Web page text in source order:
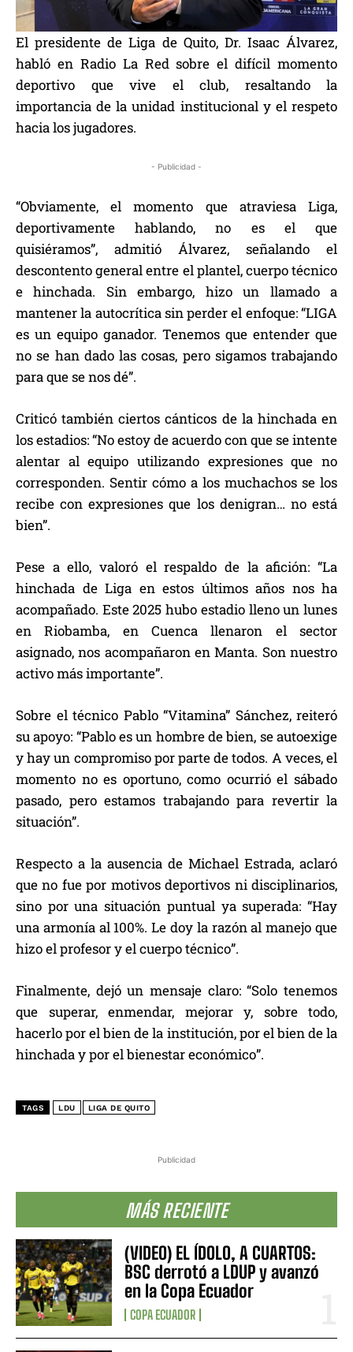
Publicidad
MÁS RECIENTE
(VIDEO) EL ÍDOLO, A CUARTOS:
BSC derrotó a LDUP y avanzó
en la Copa Ecuador
COPA ECUADOR
El presidente de Liga de Quito, Dr. Isaac Álvarez,
habló en Radio La Red sobre el difícil momento
deportivo que vive el club, resaltando la
importancia de la unidad institucional y el respeto
hacia los jugadores.
- Publicidad -
“Obviamente, el momento que atraviesa Liga,
deportivamente hablando, no es el que
quisiéramos”, admitió Álvarez, señalando el
descontento general entre el plantel, cuerpo técnico
e hinchada. Sin embargo, hizo un llamado a
mantener la autocrítica sin perder el enfoque: “LIGA
es un equipo ganador. Tenemos que entender que
no se han dado las cosas, pero sigamos trabajando
para que se nos dé”.
Criticó también ciertos cánticos de la hinchada en
los estadios: “No estoy de acuerdo con que se intente
alentar al equipo utilizando expresiones que no
corresponden. Sentir cómo a los muchachos se los
recibe con expresiones que los denigran… no está
bien”.
Pese a ello, valoró el respaldo de la afición: “La
hinchada de Liga en estos últimos años nos ha
acompañado. Este 2025 hubo estadio lleno un lunes
en Riobamba, en Cuenca llenaron el sector
asignado, nos acompañaron en Manta. Son nuestro
activo más importante”.
Sobre el técnico Pablo “Vitamina” Sánchez, reiteró
su apoyo: “Pablo es un hombre de bien, se autoexige
y hay un compromiso por parte de todos. A veces, el
momento no es oportuno, como ocurrió el sábado
pasado, pero estamos trabajando para revertir la
situación”.
Respecto a la ausencia de Michael Estrada, aclaró
que no fue por motivos deportivos ni disciplinarios,
sino por una situación puntual ya superada: “Hay
una armonía al 100%. Le doy la razón al manejo que
hizo el profesor y el cuerpo técnico”.
Finalmente, dejó un mensaje claro: “Solo tenemos
que superar, enmendar, mejorar y, sobre todo,
hacerlo por el bien de la institución, por el bien de la
hinchada y por el bienestar económico”.
TAGS LDU LIGA DE QUITO